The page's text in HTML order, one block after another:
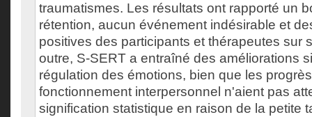
traumatismes. Les résultats ont rapporté un
rétention, aucun événement indésirable et
positives des participants et thérapeutes sur
outre, S-SERT a entraîné des améliorations
régulation des émotions, bien que les
fonctionnement interpersonnel n'aient pas
signification statistique en raison de la petite